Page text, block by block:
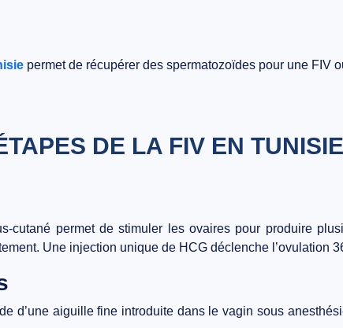
permet de récupérer des spermatozoïdes pour une FIV
DE LA FIV EN TUNISIE
cutané permet de stimuler les ovaires pour produire
Une injection unique de HCG déclenche l’ovulation
d’une aiguille fine introduite dans le vagin sous